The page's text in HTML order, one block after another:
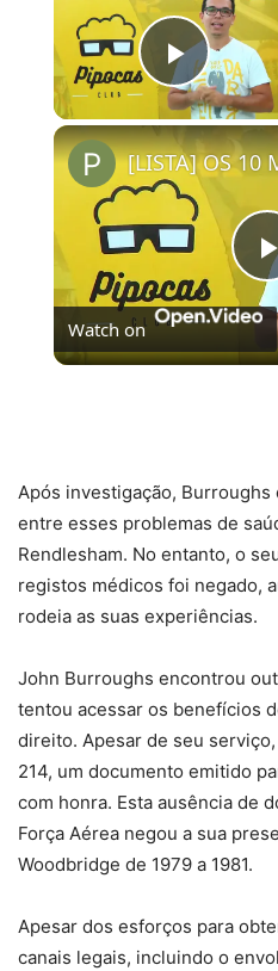
Play
Watch on
Após investigação,
entre esses problemas de
Rendlesham. No entanto, o
registos médicos foi negado,
rodeia as suas experiências.
John Burroughs encontrou
tentou acessar os benefícios
direito. Apesar de seu
214, um documento emitido
com honra. Esta ausência de
Força Aérea negou a sua
Woodbridge de 1979 a 1981.
Apesar dos esforços para
canais legais, incluindo o